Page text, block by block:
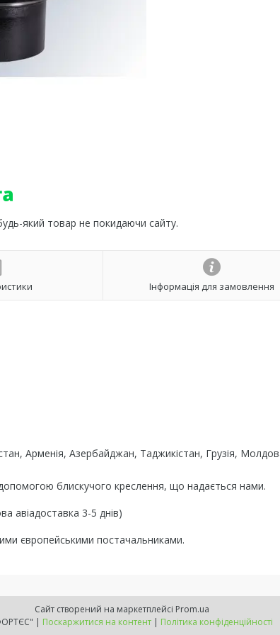
який товар не покидаючи сайту.
Інформація для замовлення
Арменія, Азербайджан, Таджикістан, Грузія,
блискучого креслення, що надається нами.
авіадоставка 3-5 днів)
європейськими постачальниками.
Сайт створений на маркетплейсі Prom.ua
ТОВ "ФОРТЄС" | Поскаржитися на контент | Політика конфіденційності